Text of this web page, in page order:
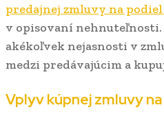
predajnej zmluvy na
v opisovaní nehnuteľnosti.
akékoľvek nejasnosti v
medzi predávajúcim a
Vplyv kúpnej zmluvy